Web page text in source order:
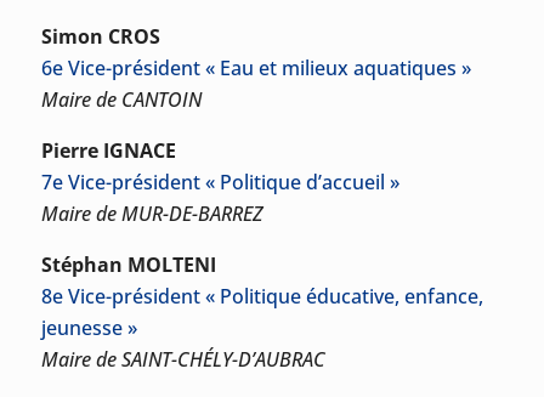
Simon CROS
6e Vice-président « Eau et milieux aquatiques »
Maire de CANTOIN
Pierre IGNACE
7e Vice-président « Politique d’accueil »
Maire de MUR-DE-BARREZ
Stéphan MOLTENI
8e Vice-président « Politique éducative, enfance,
jeunesse »
Maire de SAINT-CHÉLY-D’AUBRAC